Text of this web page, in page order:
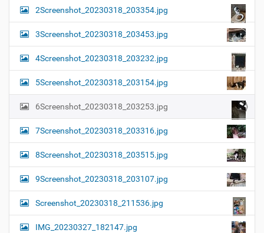
2Screenshot_20230318_203354.jpg
3Screenshot_20230318_203453.jpg
4Screenshot_20230318_203232.jpg
5Screenshot_20230318_203154.jpg
6Screenshot_20230318_203253.jpg
7Screenshot_20230318_203316.jpg
8Screenshot_20230318_203515.jpg
9Screenshot_20230318_203107.jpg
Screenshot_20230318_211536.jpg
IMG_20230327_182147.jpg